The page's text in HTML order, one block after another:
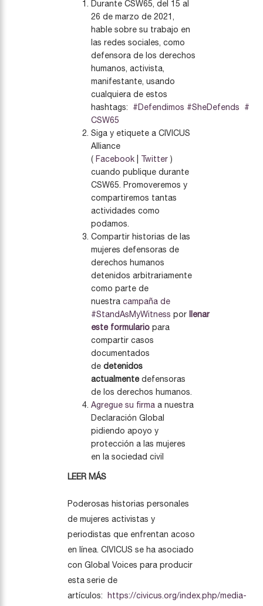
Durante CSW65, del 15 al
26 de marzo de 2021,
hable sobre su trabajo en
las redes sociales, como
defensora de los derechos
humanos, activista,
manifestante, usando
cualquiera de estos
hashtags: #Defendimos #SheDefends
#
CSW65
Siga y etiquete a CIVICUS
Alliance
( Facebook Twitter )
cuando publique durante
CSW65. Promoveremos y
compartiremos tantas
actividades como
podamos.
Compartir historias de las
mujeres defensoras de
derechos humanos
detenidos arbitrariamente
como parte de
nuestra campaña de
#StandAsMyWitness por
llenar
este formulario para
compartir casos
documentados
de detenidos
actualmentedefensoras
de los derechos humanos.
Agregue su firma a nuestra
Declaración Global
pidiendo apoyo y
protección a las mujeres
en la sociedad civil
LEER MÁS
Poderosas historias personales
de mujeres activistas y
periodistas que enfrentan acoso
en línea. CIVICUS se ha asociado
con Global Voices para producir
esta serie de
artículos:
https://civicus.org/index.php/media-